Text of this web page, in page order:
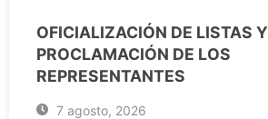
OFICIALIZACIÓN DE LISTAS Y
PROCLAMACIÓN DE LOS
REPRESENTANTES
7 agosto, 2026